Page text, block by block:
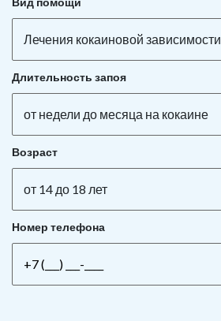
Лечения кокаиновой зависимости
Длительность запоя
от недели до месяца на кокаине
Возраст
от 14 до 18 лет
Номер телефона